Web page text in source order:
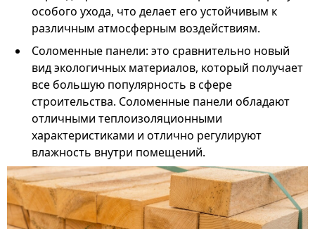
особого ухода, что делает его устойчивым к
различным атмосферным воздействиям.
Соломенные панели: это сравнительно новый
вид экологичных материалов, который получает
все большую популярность в сфере
строительства. Соломенные панели обладают
отличными теплоизоляционными
характеристиками и отлично регулируют
влажность внутри помещений.